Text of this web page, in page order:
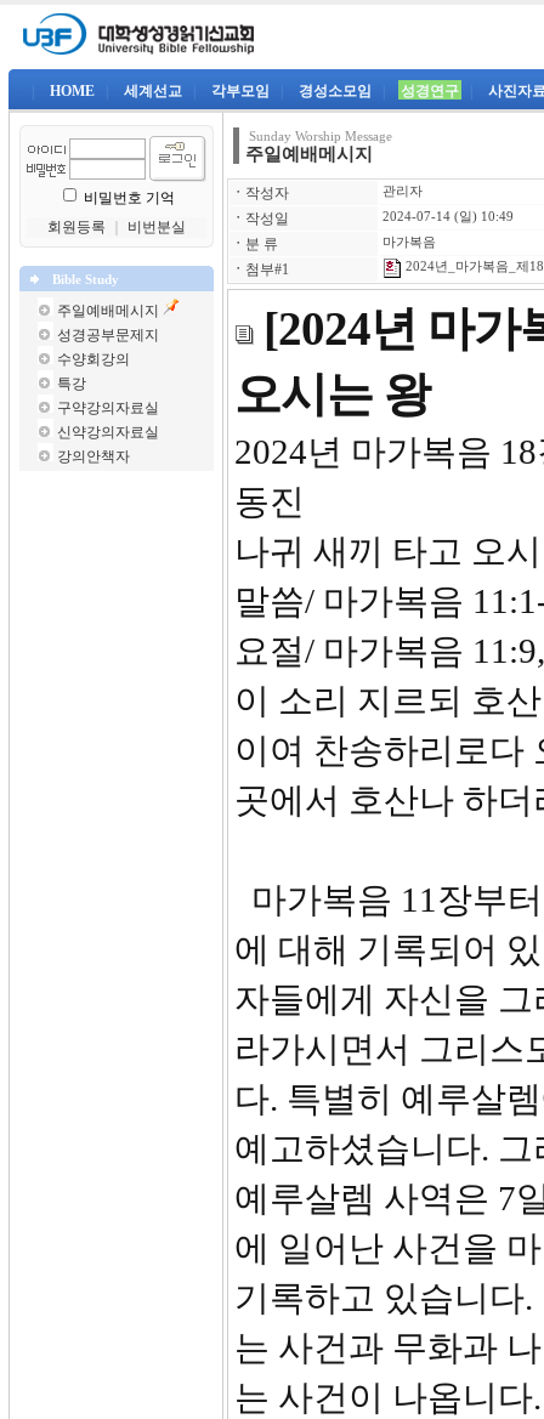
HOME 세계선교 각부모임 경성소모임 성경연구 사진자
비밀번호 기억
회원등록
비번분실
Bible Study
주일예배메시지
성경공부문제지
수양회강의
특강
구약강의자료실
신약강의자료실
강의안책자
Sunday Worship Message
주일예배메시지
ㆍ 작성자 관리자
ㆍ 작성일 2024-07-14 (일) 10:49
ㆍ 분 류 마가복음
ㆍ 첨부#1 2024년_마가복음_제
[2024년 마가
오시는 왕
2024년
동진
나귀 새끼 타고 오
말씀/ 마가복음
요절/ 마가복음
이 소리 지르되 호
이여 찬송하리로다
곳에서 호산나 하더
마가복음 11장부
에 대해 기록되어
자들에게 자신을
라가시면서 그리스
다. 특별히 예루살
예고하셨습니다.
예루살렘 사역은 7
에 일어난 사건을
기록하고 있습니다
는 사건과 무화과
는 사건이 나옵니